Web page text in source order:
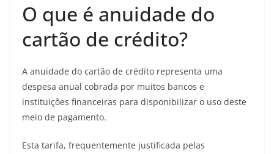
O que é anuidade do
cartão de crédito?
A anuidade do cartão de crédito representa uma
despesa anual cobrada por muitos bancos e
instituições financeiras para disponibilizar o uso deste
meio de pagamento.
Esta tarifa, frequentemente justificada pelas